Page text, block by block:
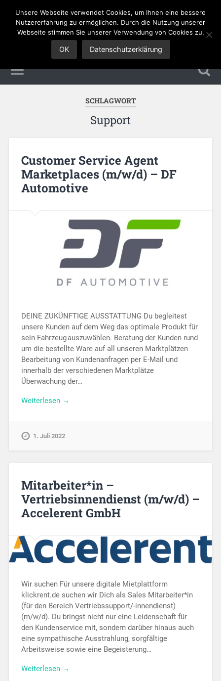
Sales Jobs
SCHLAGWORT
Support
Customer Service Agent
Marketplaces (m/w/d) – DF
Automotive
DEINE ZUKÜNFTIGE AUSSTATTUNG Du begleitest
unsere Kunden auf dem Weg das optimale Produkt für
sein Fahrzeug auszuwählen. Beratung der Kunden rund
um die bestellte Ware auf all unseren Marktplätzen
Bearbeitung von Kundenanfragen per E-Mail und
innerhalb der verschiedenen Marktplätze
Überwachung der…
Weiterlesen →
1. Juli 2022
Mitarbeiter*in –
Vertriebsinnendienst (m/w/d) –
Accelerent GmbH
Wir suchen Für unsere digitale Mietplattform
klickrent.de suchen wir Dich als Sales Mitarbeiter*in
(für den Bereich Vertriebssupport/-innendienst)
(m/w/d). Du bringst nicht nur eine Leidenschaft für
den Kundenservice mit, sondern darüber hinaus auch
eine sympathische Ausstrahlung, sorgfältige
Arbeitsweise sowie eine Begeisterung…
Weiterlesen →
Unsere Webseite verwendet Cookies, um Ihnen eine bessere
Nutzererfahrung zu ermöglichen. Durch die Nutzung unserer
Webseite stimmen Sie unserer Verwendung von Cookies zu.
OK Datenschutzerklärung